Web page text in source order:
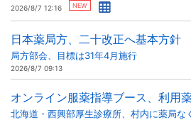
2026/8/7 12:16 NEW
日本薬局方、二十改正へ基本方針
局方部会、目標は31年4月施行
2026/8/7 09:13
オンライン服薬指導ブース、利用
北海道・西興部厚生診療所、村内に薬局な